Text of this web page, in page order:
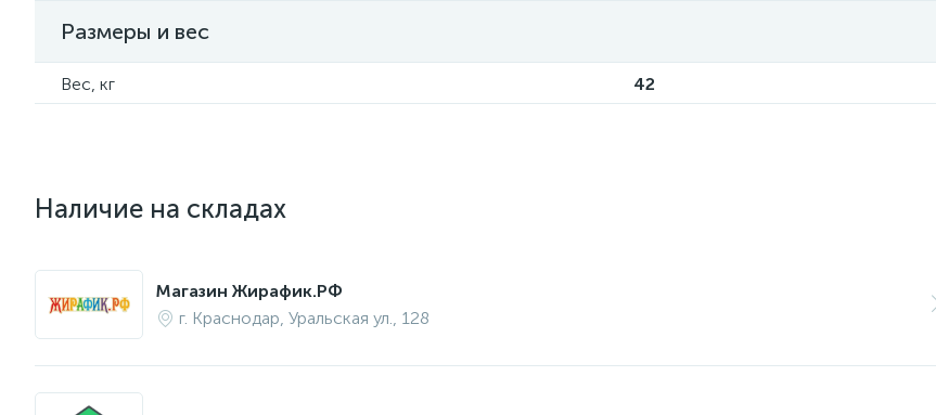
Размеры и вес
Вес, кг 42
Наличие на складах
Магазин Жирафик.РФ
г. Краснодар, Уральская ул., 128